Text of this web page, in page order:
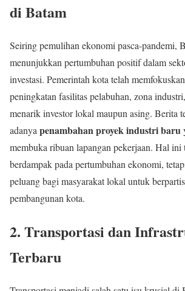
di Batam
Seiring pemulihan ekonomi pasca-pandemi,
menunjukkan pertumbuhan positif dalam
investasi. Pemerintah kota telah
peningkatan fasilitas pelabuhan, zona
menarik investor lokal maupun asing. Berita
adanya penambahan proyek industri baru
membuka ribuan lapangan pekerjaan. Hal ini
berdampak pada pertumbuhan ekonomi,
peluang bagi masyarakat lokal untuk
pembangunan kota.
2. Transportasi dan
Terbaru